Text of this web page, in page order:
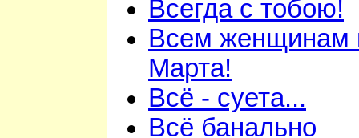
Всегда с тобою!
Всем женщинам
Марта!
Всё - суета...
Всё банально